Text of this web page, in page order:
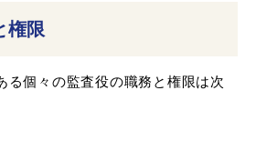
権限
る個々の監査役の職務と権限は次